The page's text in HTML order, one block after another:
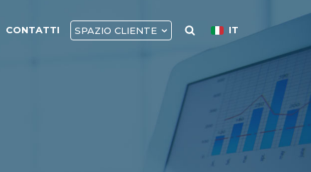
CONTATTI SPAZIO CLIENTE IT